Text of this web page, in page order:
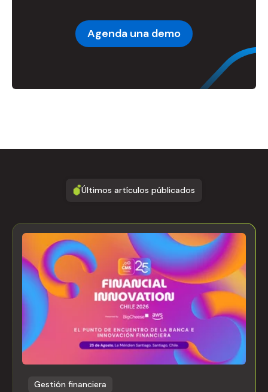
Agenda una demo
Últimos artículos públicados
Gestión financiera